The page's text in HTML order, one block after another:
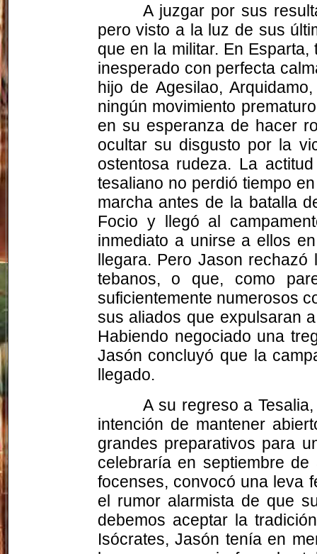
A juzgar por sus
pero visto a la luz de sus
que en la militar. En
inesperado con perfecta
hijo de Agesilao,
ningún movimiento
en su esperanza de hacer
ocultar su disgusto por la
ostentosa rudeza. La
tesaliano no perdió tiempo
marcha antes de la batalla
Focio y llegó al
inmediato a unirse a ellos
llegara. Pero Jason
tebanos, o que, como
suficientemente numerosos
sus aliados que expulsaran
Habiendo negociado una
Jasón concluyó que la
llegado.
A su regreso a
intención de mantener
grandes preparativos para
celebraría en septiembre
focenses, convocó una leva
el rumor alarmista de que
debemos aceptar la
Isócrates, Jasón tenía en